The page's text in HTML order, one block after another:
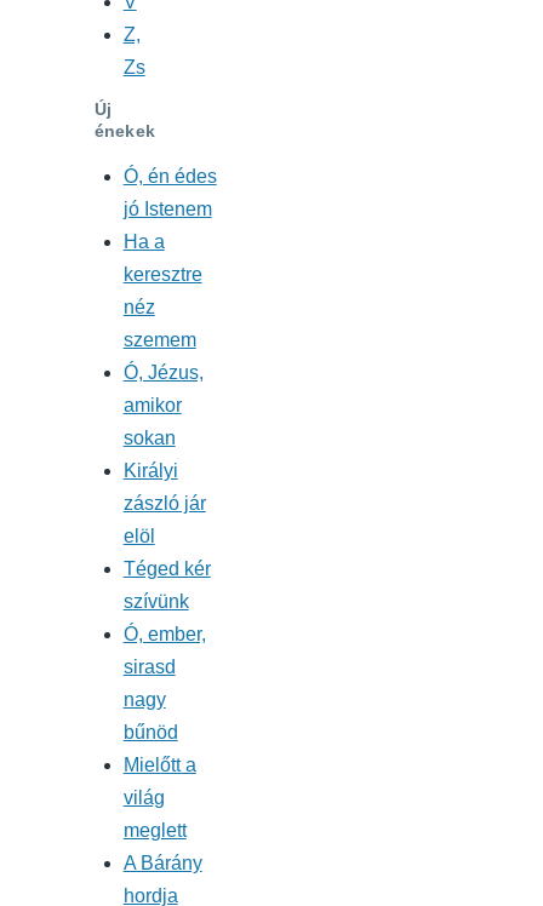
Z,
Zs
Új
énekek
Ó, én édes
jó Istenem
Ha a
keresztre
néz
szemem
Ó, Jézus,
amikor
sokan
Királyi
zászló jár
elöl
Téged kér
szívünk
Ó, ember,
sirasd
nagy
bűnöd
Mielőtt a
világ
meglett
A Bárány
hordja